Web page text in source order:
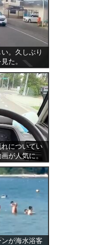
。久しぶり
た。
についてい
が人気に。
ンが海水浴客